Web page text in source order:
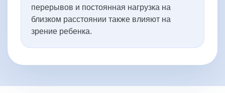
перерывов и постоянная нагрузка на
близком расстоянии также влияют на
зрение ребенка.